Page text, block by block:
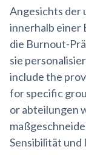
Angesichts der
innerhalb einer
die Burnout-
sie
include the
for specific
or abteilungen
Sensibilität